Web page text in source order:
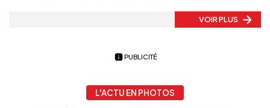
VOIR PLUS
PUBLICITÉ
L'ACTU EN PHOTOS